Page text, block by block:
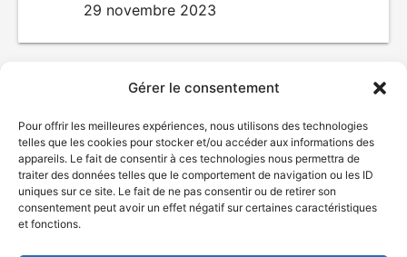
Gérer le consentement
Pour offrir les meilleures expériences, nous utilisons des technologies
telles que les cookies pour stocker et/ou accéder aux informations des
appareils. Le fait de consentir à ces technologies nous permettra de
traiter des données telles que le comportement de navigation ou les ID
uniques sur ce site. Le fait de ne pas consentir ou de retirer son
consentement peut avoir un effet négatif sur certaines caractéristiques
et fonctions.
29 novembre 2023